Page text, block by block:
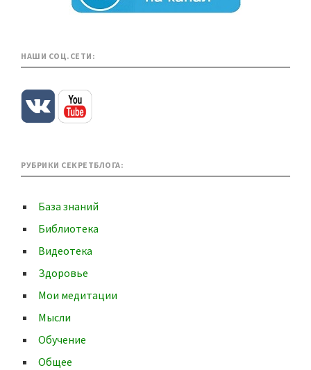
НАШИ СОЦ.СЕТИ:
РУБРИКИ СЕКРЕТБЛОГА:
База знаний
Библиотека
Видеотека
Здоровье
Мои медитации
Мысли
Обучение
Общее